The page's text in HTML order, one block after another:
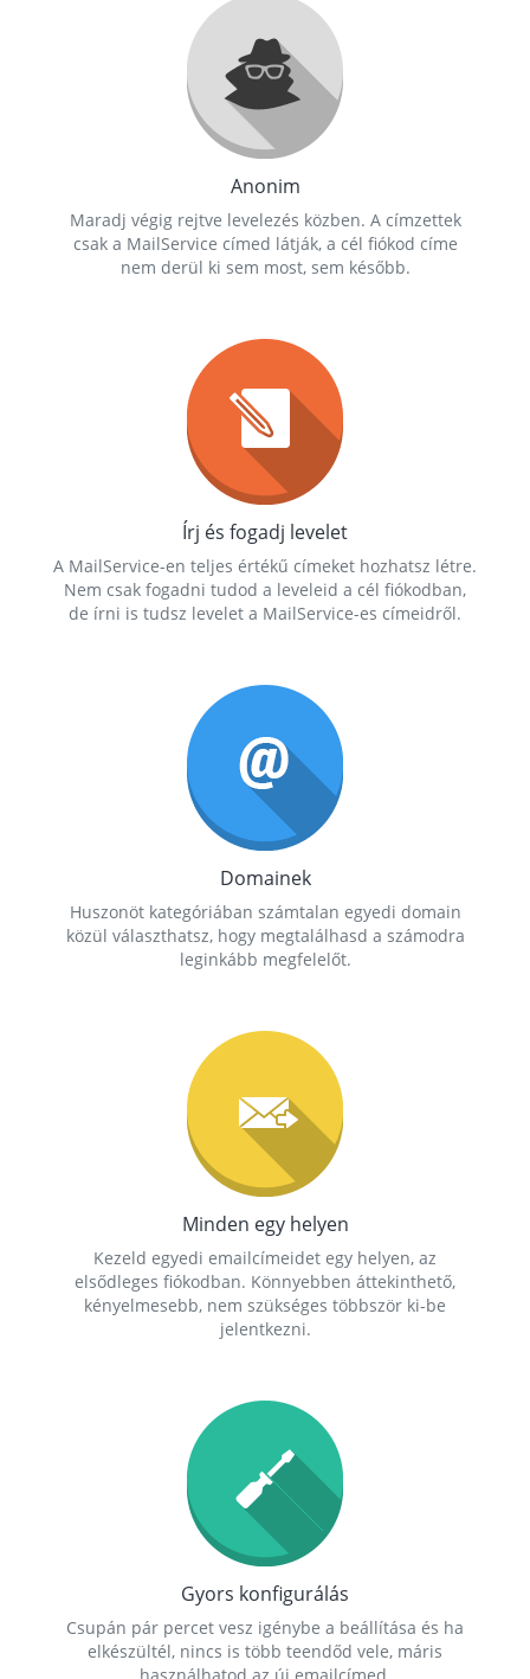
Anonim
Maradj végig rejtve levelezés közben. A címzettek
csak a MailService címed látják, a cél fiókod címe
nem derül ki sem most, sem később.
Írj és fogadj levelet
A MailService-en teljes értékű címeket hozhatsz létre.
Nem csak fogadni tudod a leveleid a cél fiókodban,
de írni is tudsz levelet a MailService-es címeidről.
Domainek
Huszonöt kategóriában számtalan egyedi domain
közül választhatsz, hogy megtalálhasd a számodra
leginkább megfelelőt.
Minden egy helyen
Kezeld egyedi emailcímeidet egy helyen, az
elsődleges fiókodban. Könnyebben áttekinthető,
kényelmesebb, nem szükséges többször ki-be
jelentkezni.
Gyors konfigurálás
Csupán pár percet vesz igénybe a beállítása és ha
elkészültél, nincs is több teendőd vele, máris